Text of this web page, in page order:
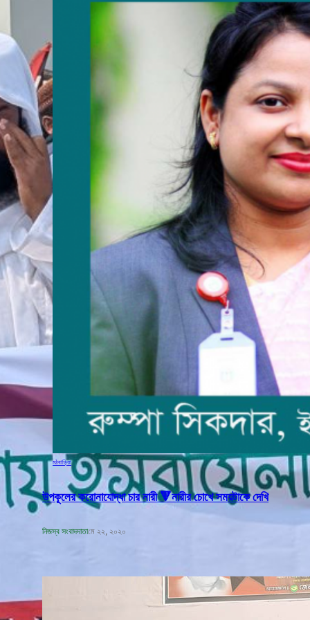
মঠবাড়িয়া
উপকূলের করোনাযোদ্ধা চার নারী 🔻নারীর চোখে সময়টাকে দেখি
নিজস্ব সংবাদদাতামে ২২, ২০২০
বঙ্গবন্ধুর শাহাদাৎ বার্ষিকী উপলক্ষে পিরোজপুরে
জেলা মহিলা আওয়ামীলীগের দোয়া মাহফিল